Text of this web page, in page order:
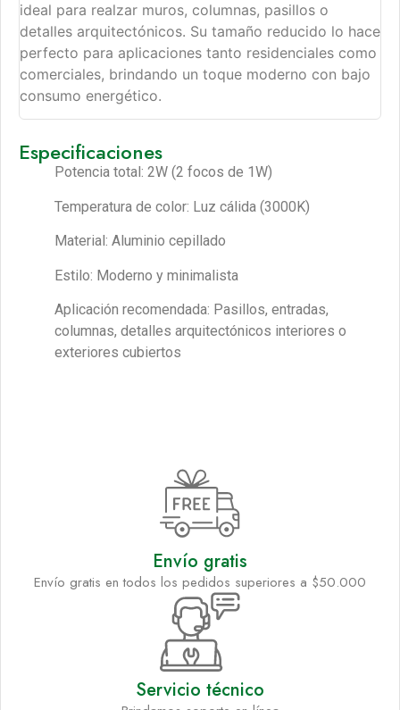
ideal para realzar muros, columnas, pasillos o
detalles arquitectónicos. Su tamaño reducido lo hace
perfecto para aplicaciones tanto residenciales como
comerciales, brindando un toque moderno con bajo
consumo energético.
Especificaciones
Potencia total: 2W (2 focos de 1W)
Temperatura de color: Luz cálida (3000K)
Material: Aluminio cepillado
Estilo: Moderno y minimalista
Aplicación recomendada: Pasillos, entradas,
columnas, detalles arquitectónicos interiores o
exteriores cubiertos
Envío gratis
Envío gratis en todos los pedidos superiores a $50.000
Servicio técnico